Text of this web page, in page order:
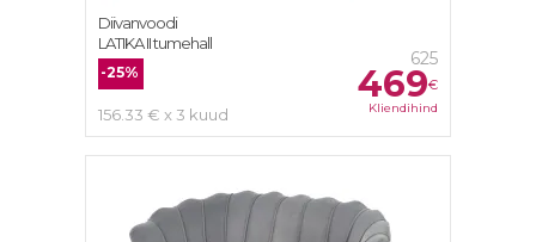
625
469€
Kliendihind
-25%
156.33 € x 3 kuud
Diivanvoodi
LATIKA II tumehall